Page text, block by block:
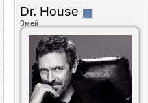
Dr. House
Змей